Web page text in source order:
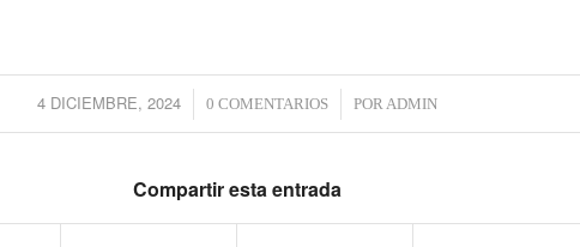
4 DICIEMBRE, 2024
/ 0 COMENTARIOS
/ PORADMIN
Compartir esta entrada